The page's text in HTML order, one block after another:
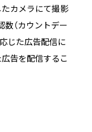
カメラにて撮影
（カウントデー
じた広告配信に
告を配信するこ